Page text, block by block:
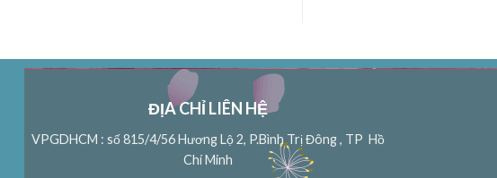
ĐỊA CHỈ LIÊN HỆ
VPGDHCM : số 815/4/56 Hương Lộ 2, P.Bình Trị Đông , TP Hồ
Chí Minh